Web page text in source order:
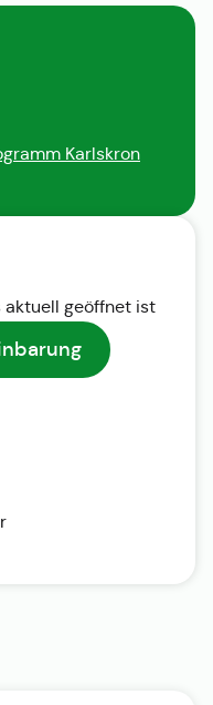
Karlskron
aktuell geöffnet ist